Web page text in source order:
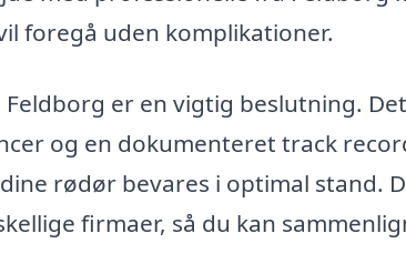
foregå uden komplikationer.
er en vigtig beslutning.
og en dokumenteret track
rødør bevares i optimal stand.
firmaer, så du kan